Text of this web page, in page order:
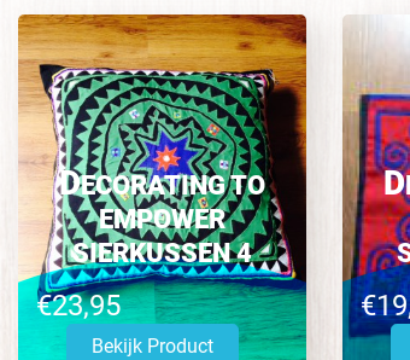
DECORATING TO
EMPOWER
SIERKUSSEN 4
€23,95
Bekijk Product
D